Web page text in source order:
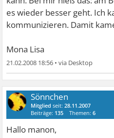
es wieder besser geht. Ich
kommunizieren. Damit
Mona Lisa
21.02.2008 18:56 •
Sönnchen
Mitglied seit:28.11.2007
Beiträge: 135 Themen:6
Hallo manon,